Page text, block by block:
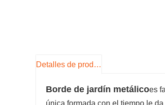
Detalles de producto
Borde de jardín metálicoes